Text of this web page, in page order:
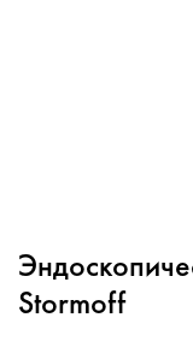
Stormoff